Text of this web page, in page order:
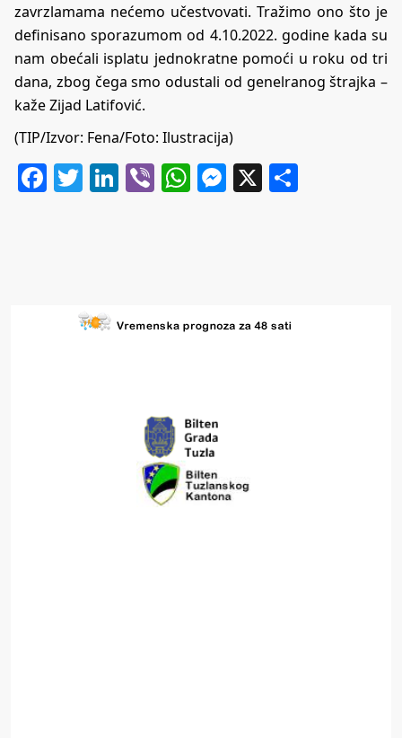
zavrzlamama nećemo učestvovati. Tražimo ono što je
definisano sporazumom od 4.10.2022. godine kada su
nam obećali isplatu jednokratne pomoći u roku od tri
dana, zbog čega smo odustali od genelranog štrajka –
kaže Zijad Latifović.
(TIP/Izvor: Fena/Foto: Ilustracija)
Facebook
Twitter
LinkedIn
ViberWhatsApp
Messenger
X